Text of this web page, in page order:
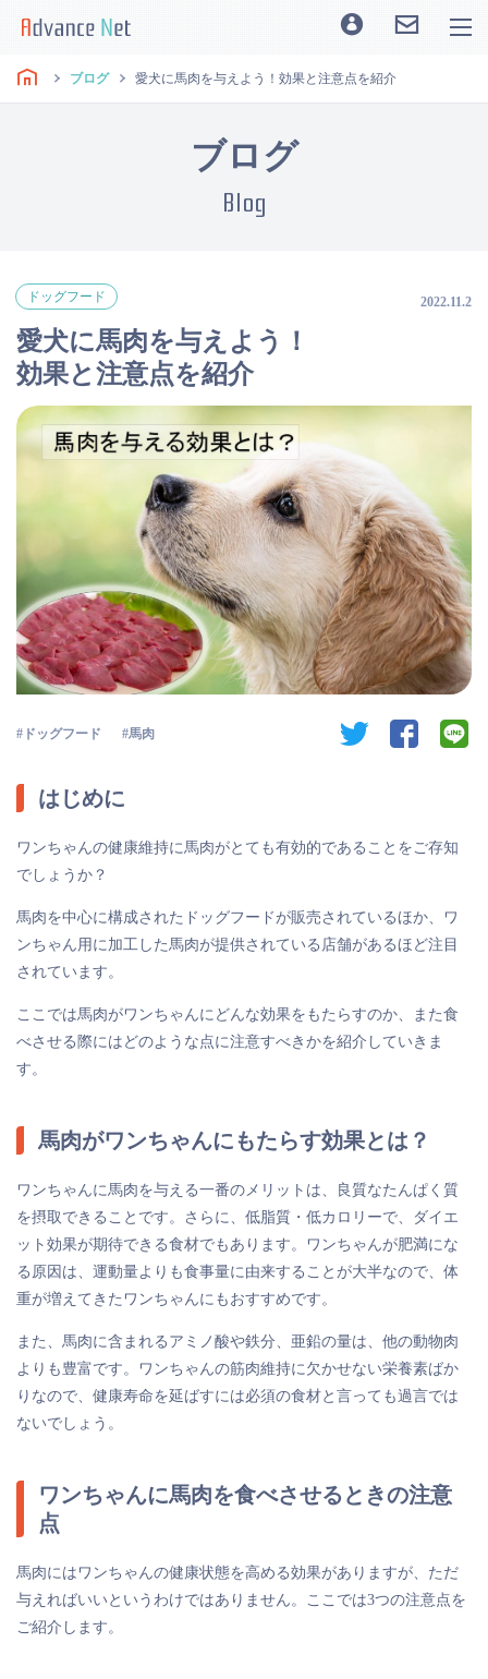
ブログ 愛犬に馬肉を与えよう！効果と注意点を紹介
ブログ
Blog
ドッグフード 2022.11.2
愛犬に馬肉を与えよう！
効果と注意点を紹介
ドッグフード 馬肉 twitter facebook
はじめに
ワンちゃんの健康維持に馬肉がとても有効的であることをご存知
でしょうか？
馬肉を中心に構成されたドッグフードが販売されているほか、ワ
ンちゃん用に加工した馬肉が提供されている店舗があるほど注目
されています。
ここでは馬肉がワンちゃんにどんな効果をもたらすのか、また食
べさせる際にはどのような点に注意すべきかを紹介していきま
す。
馬肉がワンちゃんにもたらす効果とは？
ワンちゃんに馬肉を与える一番のメリットは、良質なたんぱく質
を摂取できることです。さらに、低脂質・低カロリーで、ダイエ
ット効果が期待できる食材でもあります。ワンちゃんが肥満にな
る原因は、運動量よりも食事量に由来することが大半なので、体
重が増えてきたワンちゃんにもおすすめです。
また、馬肉に含まれるアミノ酸や鉄分、亜鉛の量は、他の動物肉
よりも豊富です。ワンちゃんの筋肉維持に欠かせない栄養素ばか
りなので、健康寿命を延ばすには必須の食材と言っても過言では
ないでしょう。
ワンちゃんに馬肉を食べさせるときの注意
点
馬肉にはワンちゃんの健康状態を高める効果がありますが、ただ
与えればいいというわけではありません。ここでは3つの注意点を
ご紹介します。